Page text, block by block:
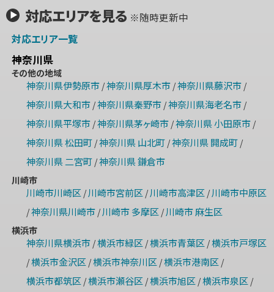
対応エリアを見る ※随時更新中
対応エリア一覧
神奈川県
その他の地域
神奈川県伊勢原市/神奈川県厚木市/神奈川県藤沢市/
神奈川県大和市/神奈川県秦野市/神奈川県海老名市/
神奈川県平塚市/神奈川県茅ヶ崎市/神奈川県 小田原市/
神奈川県 松田町/神奈川県 山北町/神奈川県 開成町/
神奈川県 二宮町/神奈川県 鎌倉市
川崎市
川崎市川崎区 / 川崎市宮前区 / 川崎市高津区 / 川崎市中原区
/神奈川県川崎市/ 川崎市 多摩区 / 川崎市 麻生区
横浜市
神奈川県横浜市/横浜市緑区 /横浜市青葉区 /横浜市戸塚区
/横浜市金沢区 /横浜市神奈川区 /横浜市港南区 /
横浜市都筑区 /横浜市瀬谷区 /横浜市旭区 /横浜市泉区 /